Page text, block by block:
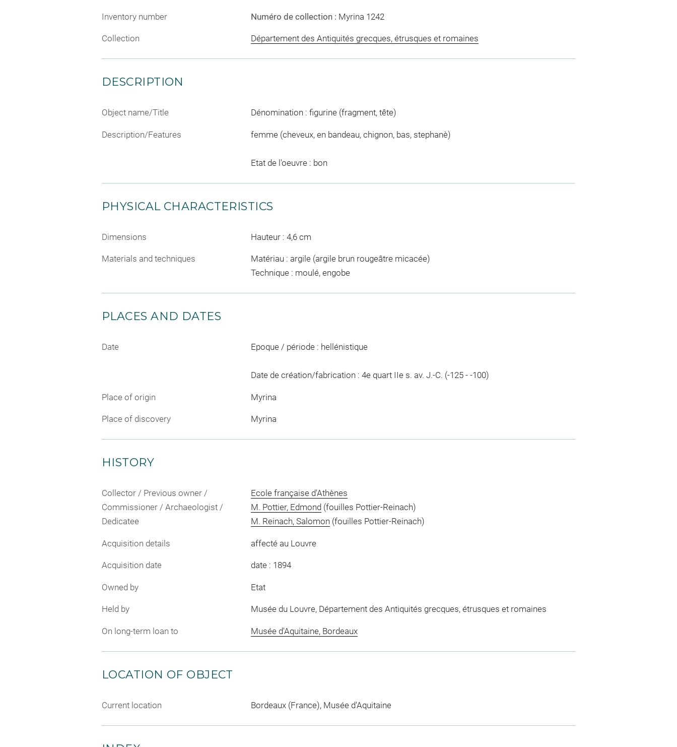
Inventory number Numéro de collection : Myrina 1242
Collection Département des Antiquités grecques, étrusques et romaines
DESCRIPTION
Object name/Title Dénomination : figurine (fragment, tête)
Description/Features femme (cheveux, en bandeau, chignon, bas, stephanè)
Etat de l'oeuvre : bon
PHYSICAL CHARACTERISTICS
Dimensions Hauteur : 4,6 cm
Materials and techniques
Matériau : argile (argile brun rougeâtre micacée)
Technique : moulé, engobe
PLACES AND DATES
Date Epoque / période : hellénistique
Date de création/fabrication : 4e quart IIe s. av. J.-C. (-125 - -100)
Place of origin Myrina
Place of discovery Myrina
HISTORY
Collector / Previous owner /
Commissioner / Archaeologist /
Dedicatee
Ecole française d'Athènes
M. Pottier, Edmond (fouilles Pottier-Reinach)
M. Reinach, Salomon (fouilles Pottier-Reinach)
Acquisition details affecté au Louvre
Acquisition date date : 1894
Owned by Etat
Held by Musée du Louvre, Département des Antiquités grecques, étrusques et romaines
On long-term loan to Musée d'Aquitaine, Bordeaux
LOCATION OF OBJECT
Current location Bordeaux (France), Musée d'Aquitaine